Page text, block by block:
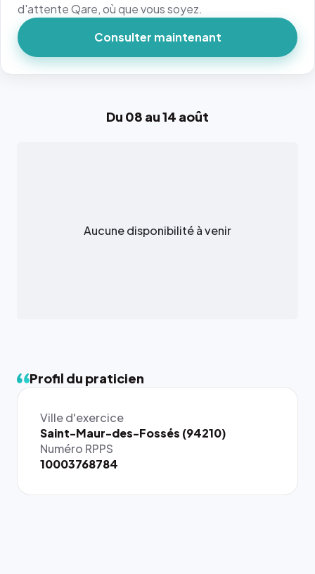
Du 08 au 14 août
Aucune disponibilité à venir
Profil du praticien
Ville d'exercice
Saint-Maur-des-Fossés (94210)
Numéro RPPS
10003768784
d'attente Qare, où que vous soyez.
Consulter maintenant
{# 40×40
: la taille
rendue par
`.profile-